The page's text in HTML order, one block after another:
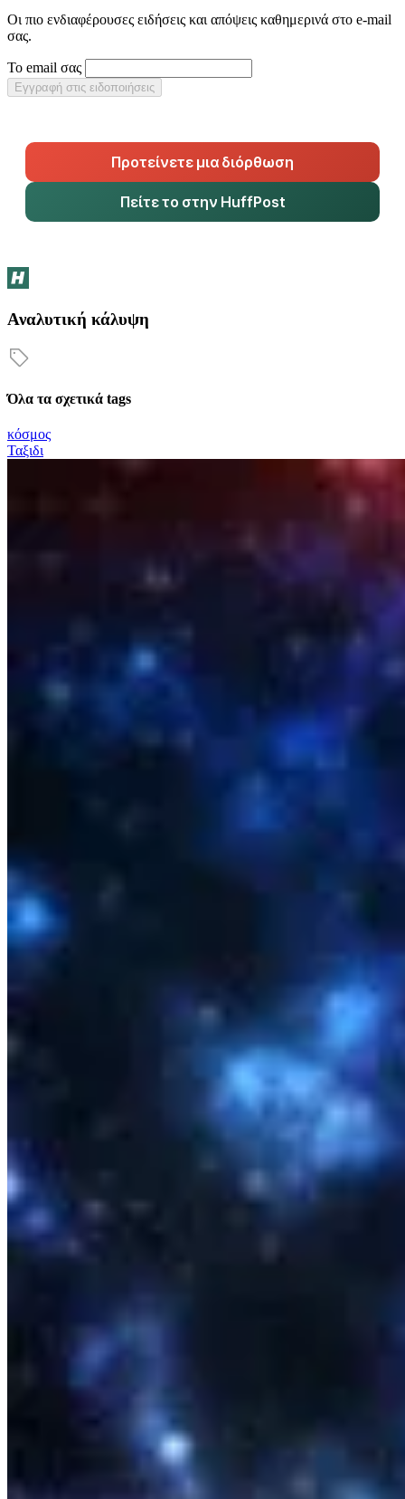
Οι πιο ενδιαφέρουσες ειδήσεις και απόψεις καθημερινά στο e-mail
σας.
Το email σας
Εγγραφή στις ειδοποιήσεις
Προτείνετε μια διόρθωση
Πείτε το στην HuffPost
Αναλυτική κάλυψη
Όλα τα σχετικά tags
κόσμος
Ταξιδι